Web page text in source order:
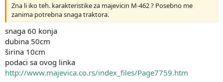
Zna li iko teh. karakteristike za majevicin M-462 ? Posebno me
zanima potrebna snaga traktora.
snaga 60 konja
dubina 50cm
širina 10cm
podaci sa ovog linka
http://www.majevica.co.rs/index_files/Page7759.htm